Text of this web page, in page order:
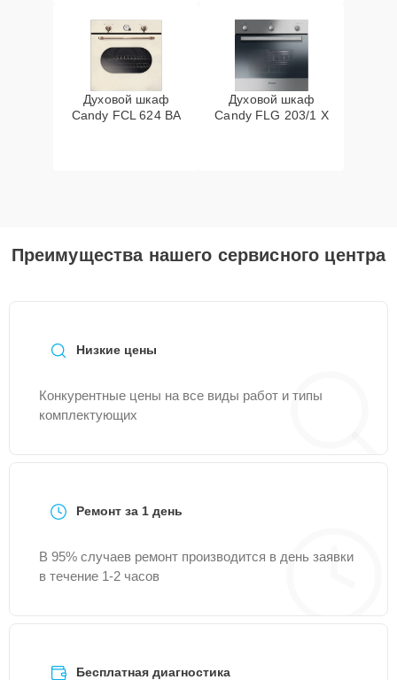
Духовой шкаф
Candy FCL 624 BA
Духовой шкаф
Candy FLG 203/1 X
Преимущества нашего сервисного центра
Низкие цены
Конкурентные цены на все виды работ и типы
комплектующих
Ремонт за 1 день
В 95% случаев ремонт производится в день заявки
в течение 1-2 часов
Бесплатная диагностика